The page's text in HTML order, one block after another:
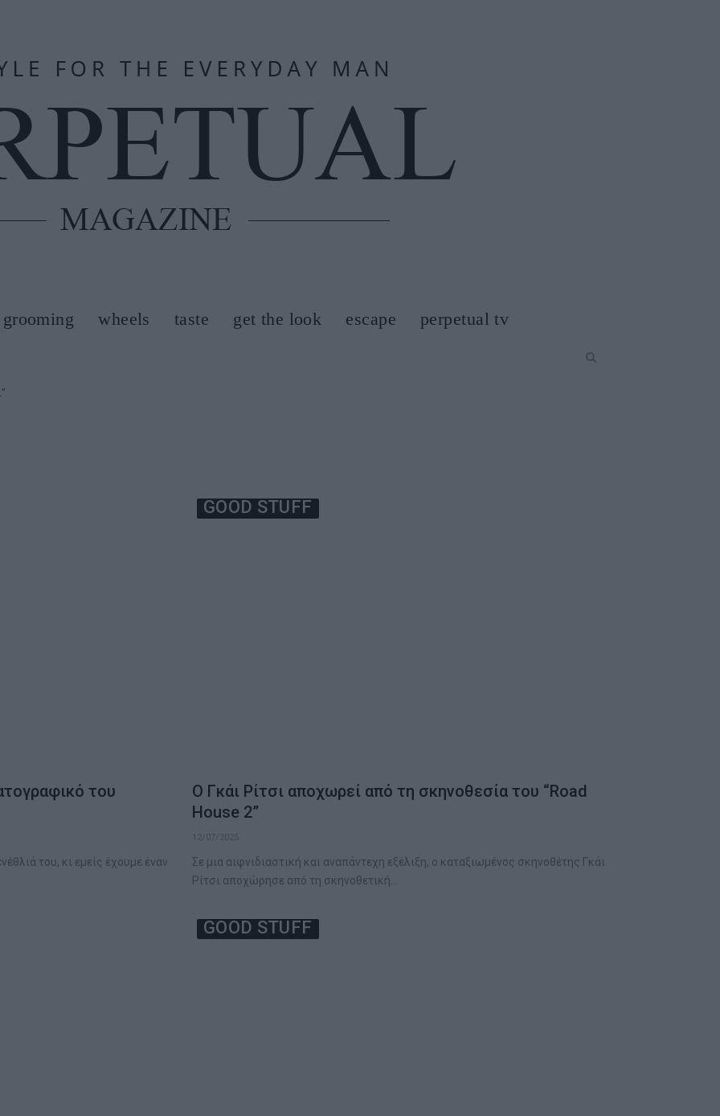
grooming wheels taste get the look escape
perpetual tv
του
του, κι εμείς έχουμε έναν
GOOD STUFF
Ο Γκάι Ρίτσι αποχωρεί από τη σκηνοθεσία του “Road
House 2”
12/07/2025
Σε μια αιφνιδιαστική και αναπάντεχη εξέλιξη, ο καταξιωμένος σκηνοθέτης Γκάι
Ρίτσι αποχώρησε από τη σκηνοθετική…
GOOD STUFF